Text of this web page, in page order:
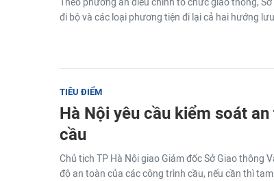
Theo phương án điều chỉnh tổ chức giao thông,
đi bộ và các loại phương tiện đi lại cả hai hướng
TIÊU ĐIỂM
Hà Nội yêu cầu kiểm soát
cầu
Chủ tịch TP Hà Nội giao Giám đốc Sở Giao thông
độ an toàn của các công trình cầu, nếu cần thì